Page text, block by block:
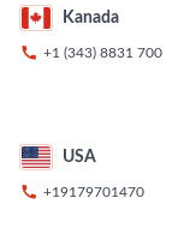
Kanada
 +1 (343) 8831 700
USA
 +19179701470